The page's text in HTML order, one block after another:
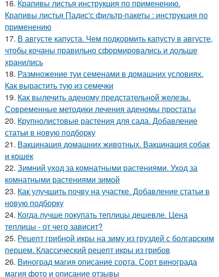
16. Крапивы листья инструкция по применению.
Крапивы листья Падис'с фильтр-пакеты : инструкция по
применению
17. В августе капуста. Чем подкормить капусту в августе,
чтобы кочаны правильно сформировались и дольше
хранились
18. Размножение туи семенами в домашних условиях.
Как вырастить тую из семечки
19. Как вылечить аденому предстательной железы.
Современные методики лечения аденомы простаты
20. Крупнолистовые растения для сада. Добавление
статьи в новую подборку
21. Вакцинация домашних животных. Вакцинация собак
и кошек
22. Зимний уход за комнатными растениями. Уход за
комнатными растениями зимой
23. Как улучшить почву на участке. Добавление статьи в
новую подборку
24. Когда лучше покупать теплицы дешевле. Цена
теплицы - от чего зависит?
25. Рецепт грибной икры на зиму из груздей с болгарским
перцем. Классический рецепт икры из грибов
26. Виноград магия описание сорта. Сорт винограда
магия фото и описание отзывы